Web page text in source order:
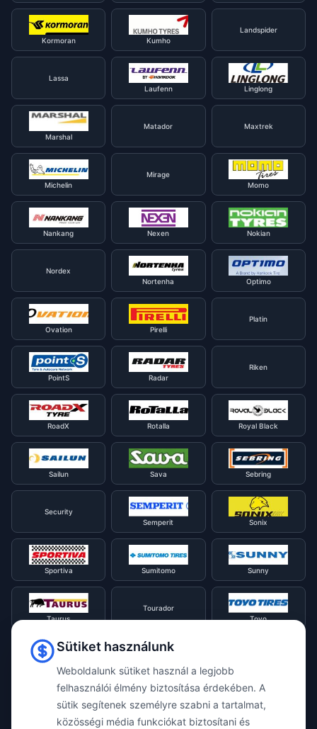
Kormoran Kumho
Landspider
Lassa
Laufenn
Linglong
Marshal
Matador Maxtrek
Michelin
Mirage
Momo
Nankang Nexen Nokian
Nordex
Nortenha
Optimo
Ovation Pirelli
Platin
PointS Radar
Riken
RoadX Rotalla Royal Black
Sailun Sava Sebring
Security
Semperit
Sonix
Sportiva Sumitomo Sunny
Taurus
Tourador
Toyo
Tracmax
Triangle
Viking Voyager
Sütiket használunk
Weboldalunk sütiket használ a legjobb
felhasználói élmény biztosítása érdekében. A
sütik segítenek személyre szabni a tartalmat,
közösségi média funkciókat biztosítani és